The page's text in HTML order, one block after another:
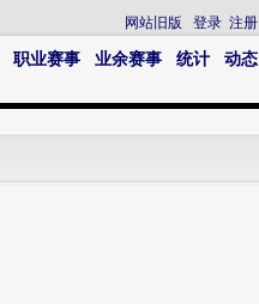
网站旧版 登录 注册
职业赛事 业余赛事 统计 动态